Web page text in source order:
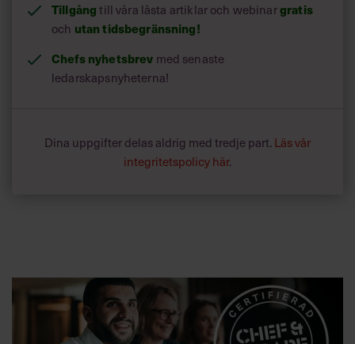
Tillgångtill våra låsta artiklar och webinargratis
och utan tidsbegränsning!
Chefs nyhetsbrev med senaste
ledarskapsnyheterna!
Dina uppgifter delas aldrig med tredje part. Läs vår
integritetspolicy här.